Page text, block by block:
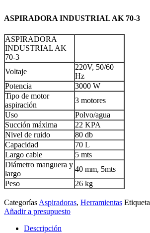
ASPIRADORA INDUSTRIAL AK 70-3
ASPIRADORA
INDUSTRIAL AK
70-3
Voltaje
220V, 50/60
Hz
Potencia
3000 W
Tipo de motor
aspiración
3 motores
Uso
Polvo/agua
Succión máxima
22 KPA
Nivel de ruido
80 db
Capacidad
70 L
Largo cable
5 mts
Diámetro manguera y
largo
40 mm, 5mts
Peso
26 kg
Categorías Aspiradoras, Herramientas Etiqueta
Añadir a presupuesto
Descripción